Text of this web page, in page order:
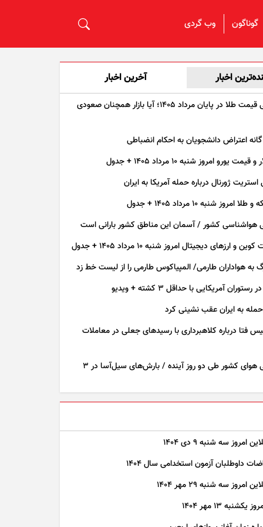
گوناگون وب گردی
اخبار آخرین اخبار
پیش بینی قیمت طلا در پایان مرداد 1405؛ آیا بازار همچنان صعودی
یورو امروز شنبه ۱۰ مرداد ۱۴۰۵ + جدول
استریت ژورنال درباره حمله آمریکا به ایران
شنبه ۱۰ مرداد ۱۴۰۵ + جدول
هواشناسی کشور / آسمان این مناطق کشور بارانی است
و ارز‌های دیجیتال امروز شنبه ۱۰ مرداد ۱۴۰۵ + جدول
به هواداران طارمی/ المپیاکوس طارمی را از لیست خط زد
آمریکایی با حداقل ۳ کشته + ویدیو
به ایران عقب نشینی کرد
فتا درباره کلاهبرداری با رسید‌های جعلی در معاملات
پیش بینی هوای کشور طی دو روز آینده / بارش‌های سیل‌آسا در ۳
امروز سه شنبه ۹ دی ۱۴۰۴
داوطلبان آزمون استخدامی سال ۱۴۰۴
امروز سه شنبه ۲۹ مهر ۱۴۰۴
۱۳ مهر ۱۴۰۴